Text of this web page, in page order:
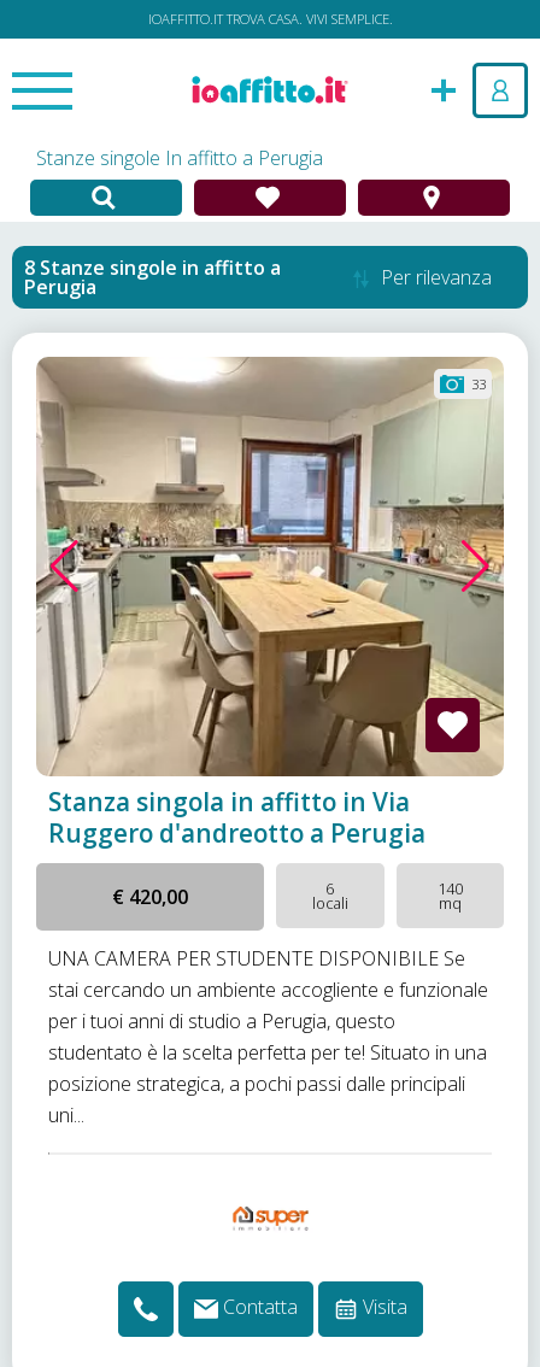
IOAFFITTO.IT TROVA CASA. VIVI SEMPLICE.
Stanze singole In affitto a Perugia
Stanze singole in affitto a
Perugia Per rilevanza
33
Stanza singola in affitto in Via
Ruggero d'andreotto a Perugia
€ 420,00 6
locali
140
mq
UNA CAMERA PER STUDENTE DISPONIBILE Se
stai cercando un ambiente accogliente e funzionale
per i tuoi anni di studio a Perugia, questo
studentato è la scelta perfetta per te! Situato in una
posizione strategica, a pochi passi dalle principali
uni...
Contatta Visita